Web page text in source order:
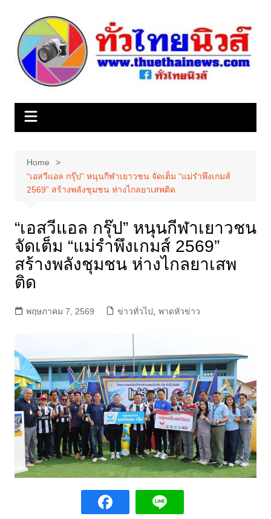
content
Home
“เอสวีแอล กรุ๊ป” หนุนกีฬาเยาวชน จัดเต็ม “แม่รำพึงเกมส์
2569” สร้างพลังชุมชน ห่างไกลยาเสพติด
“เอสวีแอล กรุ๊ป” หนุนกีฬาเยาวชน
จัดเต็ม “แม่รำพึงเกมส์ 2569”
สร้างพลังชุมชน ห่างไกลยาเสพ
ติด
พฤษภาคม 7, 2569 ข่าวทั่วไป พาดหัวข่าว